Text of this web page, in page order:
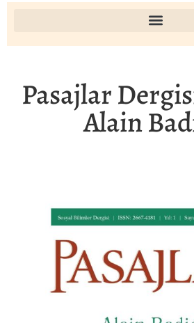
Pasajlar
Alain